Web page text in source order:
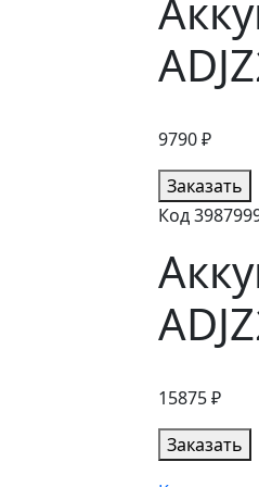
9790 ₽
Заказать
Код
15875 ₽
Заказать